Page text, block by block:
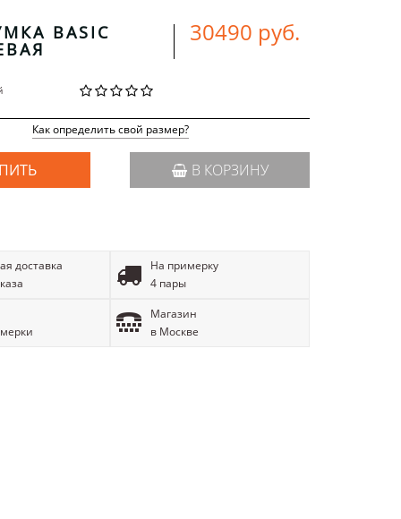
BASIC 30490 руб.
Как определить свой размер?
В КОРЗИНУ
доставка
На примерку
4 пары
Магазин
в Москве